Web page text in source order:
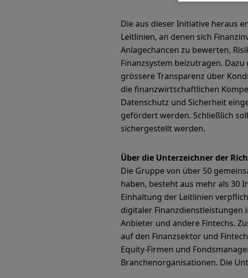
Die aus dieser Initiative heraus
Leitlinien, an denen sich
Anlagechancen zu bewerten,
Finanzsystem beizutragen.
grössere Transparenz über
die finanzwirtschaftlichen
Datenschutz und Sicherheit
gefördert werden. Schließlich
sichergestellt werden.
Über die Unterzeichner der
Die Gruppe von über 50
haben, besteht aus mehr als 30
Einhaltung der Leitlinien
digitaler Finanzdienstleistungen
Anbieter und andere Fintechs.
auf den Finanzsektor und
Equity-Firmen und
Branchenorganisationen. Die